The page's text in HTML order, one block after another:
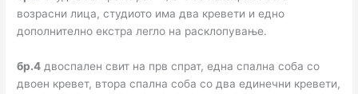
возрасни лица, студиото има два кревети и едно
дополнително екстра легло на расклопување.
бр.4 двоспален свит на прв спрат, една спална соба со
двоен кревет, втора спална соба со два единечни кревети,